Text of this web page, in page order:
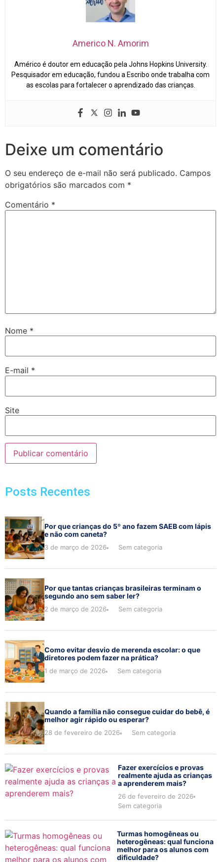
Americo N. Amorim
Américo é doutor em educação pela Johns Hopkins University.
Pesquisador em educação, fundou a Escribo onde trabalha com
as escolas para fortalecer o aprendizado das crianças.
Deixe um comentário
O seu endereço de e-mail não será publicado. Campos
obrigatórios são marcados com *
Comentário *
Nome *
E-mail *
Site
Posts Recentes
Por que crianças do 5º ano fazem SAEB com lápis
e não com caneta?
3 de março de 2026 Sem categoria
Por que tantas crianças brasileiras terminam o
segundo ano sem saber ler?
2 de março de 2026 Sem categoria
Como evitar desvio de merenda escolar: o que
diretores podem fazer na prática?
1 de março de 2026 Sem categoria
Quando a família não consegue cuidar do bebê, é
melhor agir rápido ou esperar?
28 de fevereiro de 2026 Sem categoria
Fazer exercícios e provas
realmente ajuda as crianças
a aprenderem mais?
26 de fevereiro de 2026
Sem categoria
Turmas homogêneas ou
heterogêneas: qual funciona
melhor para os alunos com
dificuldade?